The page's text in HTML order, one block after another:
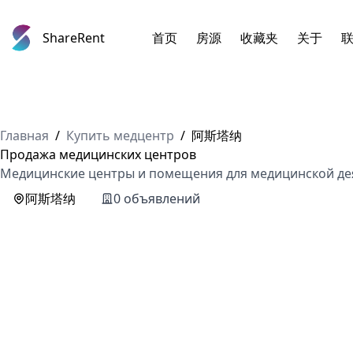
ShareRent 首页 房源 收藏夹 关于
Главная / Купить медцентр / 阿斯塔纳
Продажа медицинских центров
Медицинские центры и помещения для медицинской
阿斯塔纳
0 объявлений